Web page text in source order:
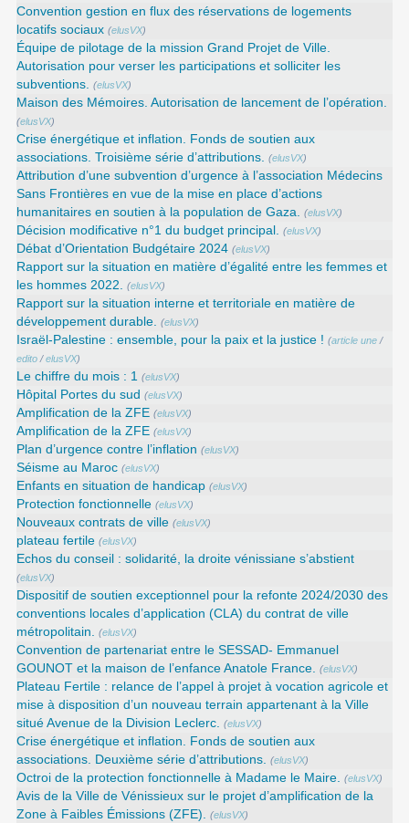
Convention gestion en flux des réservations de logements
locatifs sociaux (elusVX)
Équipe de pilotage de la mission Grand Projet de Ville.
Autorisation pour verser les participations et solliciter les
subventions. (elusVX)
Maison des Mémoires. Autorisation de lancement de l’opération.
(elusVX)
Crise énergétique et inflation. Fonds de soutien aux
associations. Troisième série d’attributions. (elusVX)
Attribution d’une subvention d’urgence à l’association Médecins
Sans Frontières en vue de la mise en place d’actions
humanitaires en soutien à la population de Gaza. (elusVX)
Décision modificative n°1 du budget principal. (elusVX)
Débat d’Orientation Budgétaire 2024 (elusVX)
Rapport sur la situation en matière d’égalité entre les femmes et
les hommes 2022. (elusVX)
Rapport sur la situation interne et territoriale en matière de
développement durable. (elusVX)
Israël-Palestine : ensemble, pour la paix et la justice ! (article une /
edito /elusVX)
Le chiffre du mois : 1 (elusVX)
Hôpital Portes du sud (elusVX)
Amplification de la ZFE (elusVX)
Amplification de la ZFE (elusVX)
Plan d’urgence contre l’inflation (elusVX)
Séisme au Maroc (elusVX)
Enfants en situation de handicap (elusVX)
Protection fonctionnelle (elusVX)
Nouveaux contrats de ville (elusVX)
plateau fertile (elusVX)
Echos du conseil : solidarité, la droite vénissiane s’abstient
(elusVX)
Dispositif de soutien exceptionnel pour la refonte 2024/2030 des
conventions locales d’application (CLA) du contrat de ville
métropolitain. (elusVX)
Convention de partenariat entre le SESSAD- Emmanuel
GOUNOT et la maison de l’enfance Anatole France. (elusVX)
Plateau Fertile : relance de l’appel à projet à vocation agricole et
mise à disposition d’un nouveau terrain appartenant à la Ville
situé Avenue de la Division Leclerc. (elusVX)
Crise énergétique et inflation. Fonds de soutien aux
associations. Deuxième série d’attributions. (elusVX)
Octroi de la protection fonctionnelle à Madame le Maire. (elusVX)
Avis de la Ville de Vénissieux sur le projet d’amplification de la
Zone à Faibles Émissions (ZFE). (elusVX)